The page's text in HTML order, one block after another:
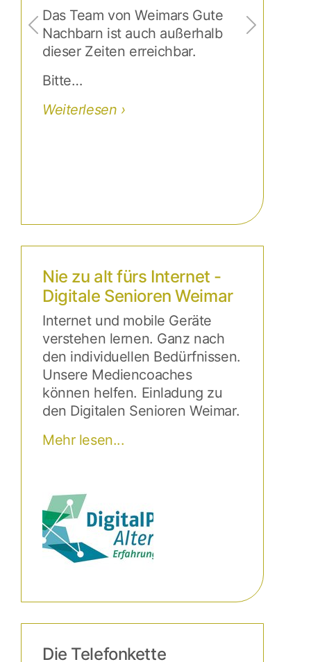
Körnig in
Film…
Previous Next
Nie zu alt fürs Internet -
Digitale Senioren Weimar
Internet und mobile Geräte
verstehen lernen. Ganz nach
den individuellen Bedürfnissen.
Unsere Mediencoaches
können helfen. Einladung zu
den Digitalen Senioren Weimar.
Mehr lesen...
Die Telefonkette